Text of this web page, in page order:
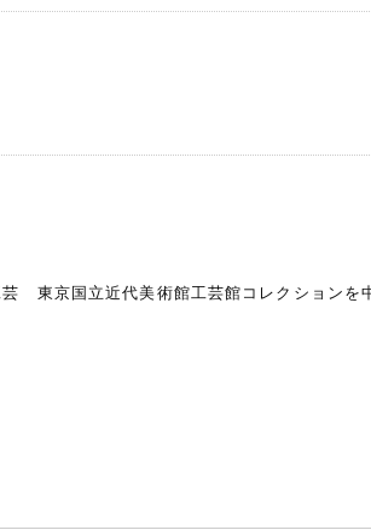
東京国立近代美術館工芸館コレクションを